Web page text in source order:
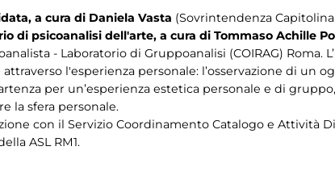
a cura di Daniela Vasta (Sovrintendenza
di psicoanalisi dell'arte, a cura di Tommaso Achille
- Laboratorio di Gruppoanalisi (COIRAG) Roma.
l'esperienza personale: l’osservazione di un
per un’esperienza estetica personale e di
la sfera personale.
con il Servizio Coordinamento Catalogo e Attività
ASL RM1.